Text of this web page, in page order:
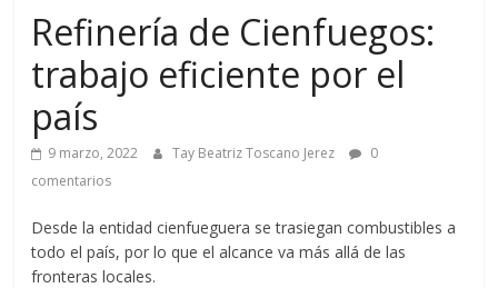
Refinería de Cienfuegos:
trabajo eficiente por el
país
9 marzo, 2022 Tay Beatriz Toscano Jerez
0
comentarios
Desde la entidad cienfueguera se trasiegan combustibles a
todo el país, por lo que el alcance va más allá de las
fronteras locales.